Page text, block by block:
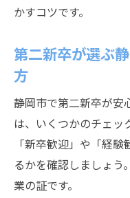
かすコツです。
第二新卒が選ぶ
方
静岡市で第二新卒が安
は、いくつかのチェッ
「新卒歓迎」や「経
るかを確認しましょう
業の証です。